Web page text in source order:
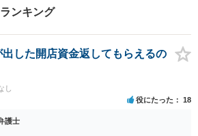
ンキング
した開店資金返してもらえるの
し
役にたった 18
護士